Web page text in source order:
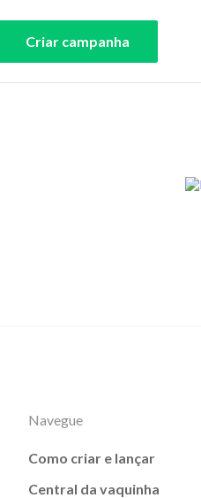
Criar campanha
Navegue
Como criar e lançar
Central da vaquinha